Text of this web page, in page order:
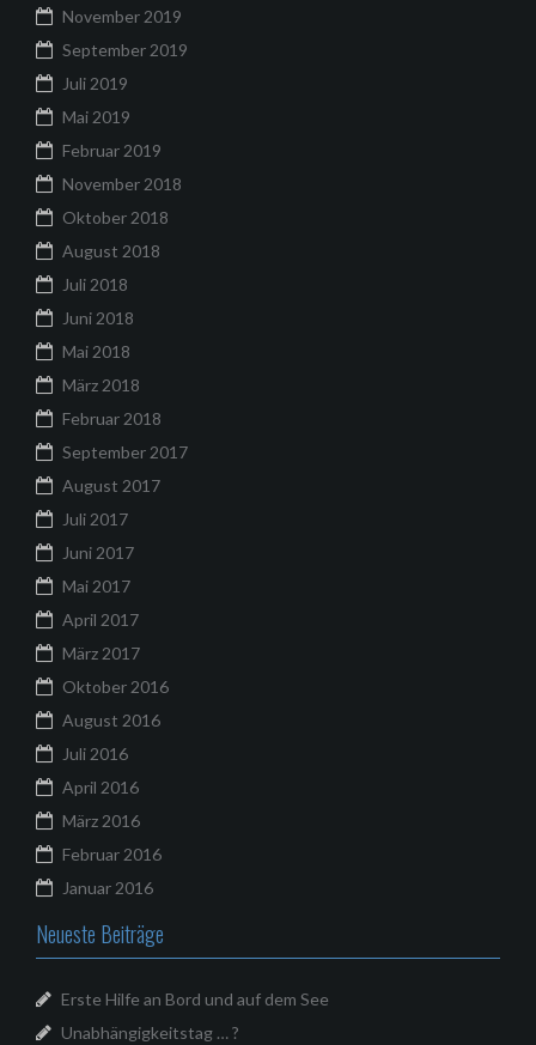
November 2019
September 2019
Juli 2019
Mai 2019
Februar 2019
November 2018
Oktober 2018
August 2018
Juli 2018
Juni 2018
Mai 2018
März 2018
Februar 2018
September 2017
August 2017
Juli 2017
Juni 2017
Mai 2017
April 2017
März 2017
Oktober 2016
August 2016
Juli 2016
April 2016
März 2016
Februar 2016
Januar 2016
Neueste Beiträge
Erste Hilfe an Bord und auf dem See
Unabhängigkeitstag … ?